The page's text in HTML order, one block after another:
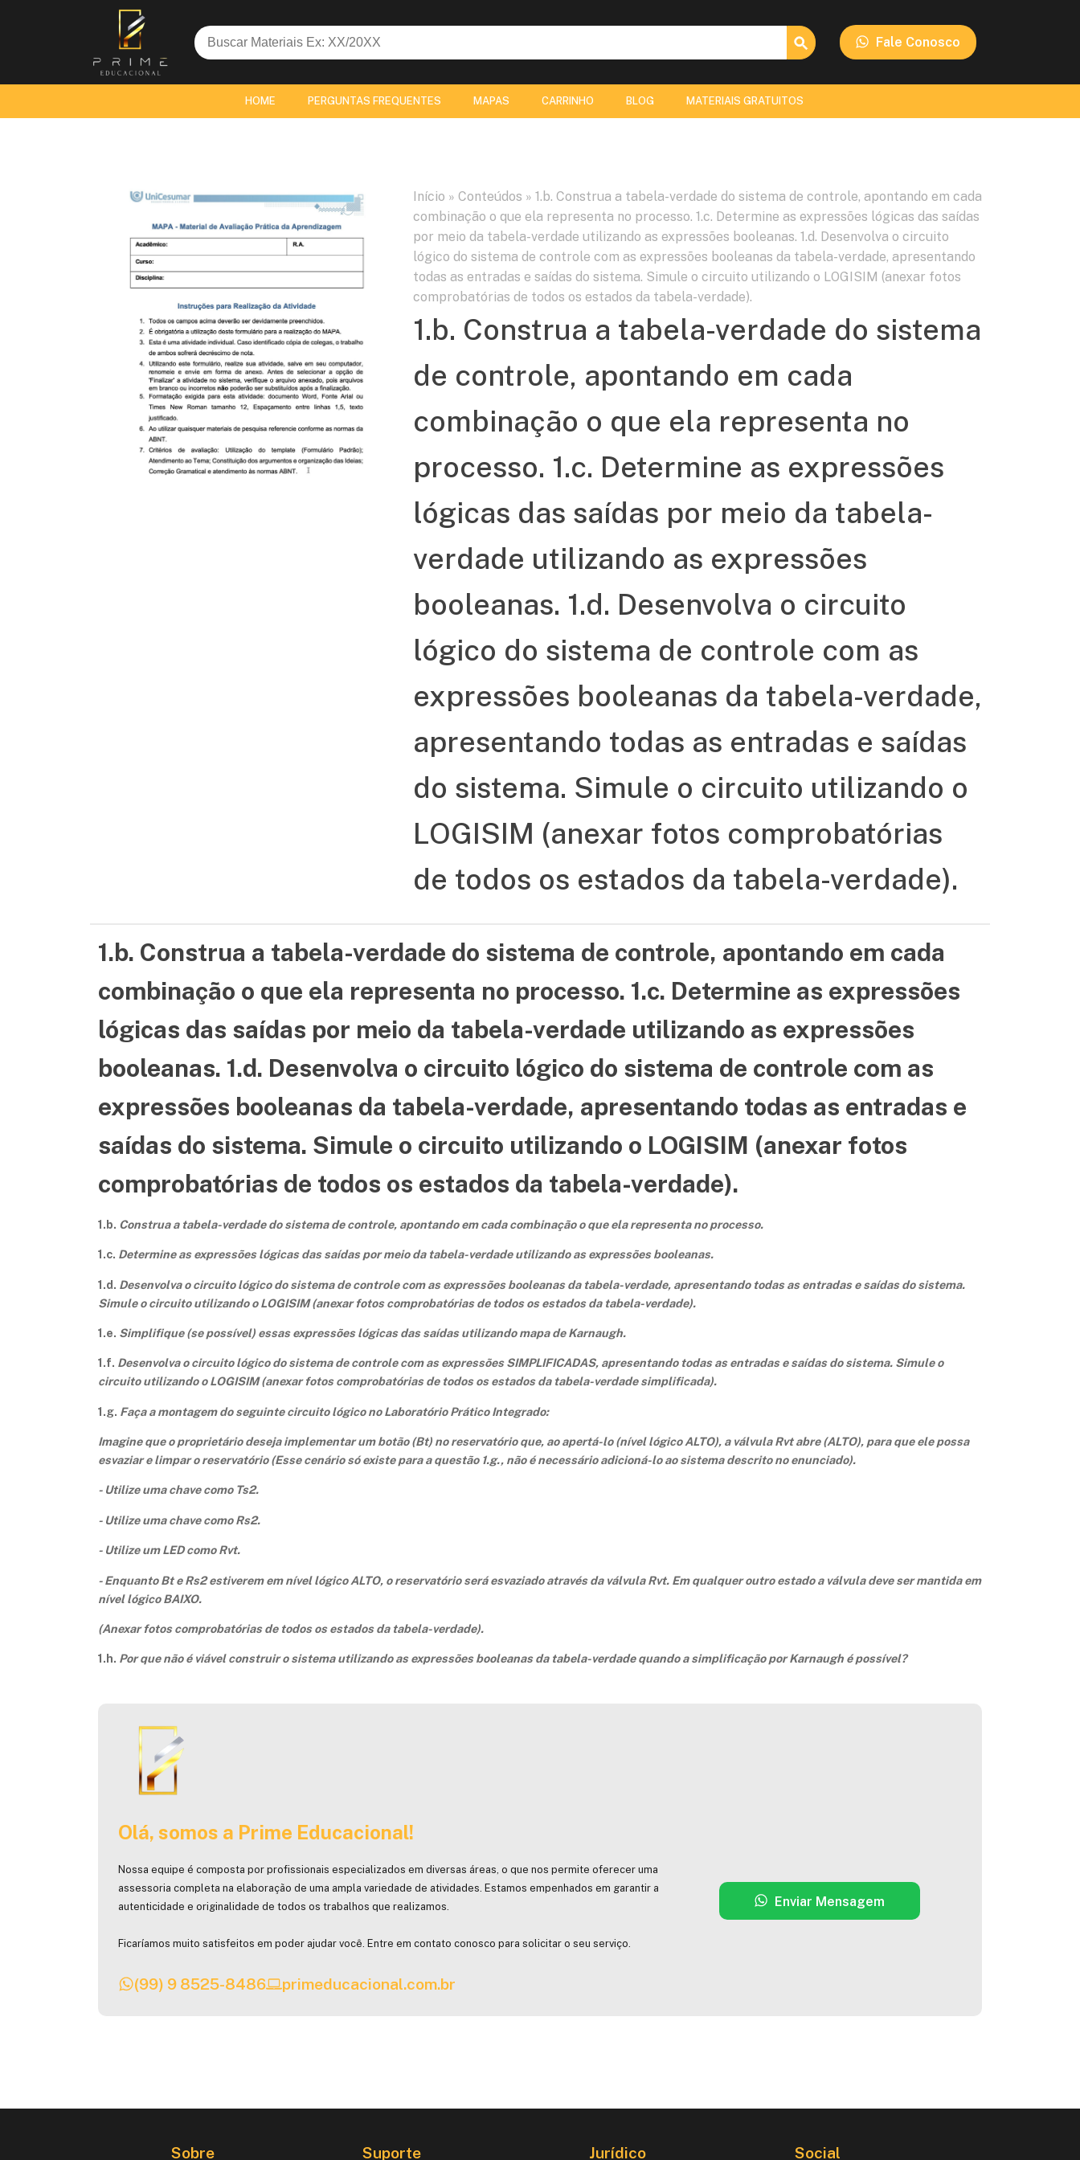
Search
for:
Search Button
Fale Conosco
HOME PERGUNTAS FREQUENTES MAPAS CARRINHO BLOG MATERIAIS GRATUITOS
Início » Conteúdos » 1.b. Construa a tabela-verdade do sistema de controle, apontando em cada
combinação o que ela representa no processo. 1.c. Determine as expressões lógicas das saídas
por meio da tabela-verdade utilizando as expressões booleanas. 1.d. Desenvolva o circuito
lógico do sistema de controle com as expressões booleanas da tabela-verdade, apresentando
todas as entradas e saídas do sistema. Simule o circuito utilizando o LOGISIM (anexar fotos
comprobatórias de todos os estados da tabela-verdade).
1.b. Construa a tabela-verdade do sistema
de controle, apontando em cada
combinação o que ela representa no
processo. 1.c. Determine as expressões
lógicas das saídas por meio da tabela-
verdade utilizando as expressões
booleanas. 1.d. Desenvolva o circuito
lógico do sistema de controle com as
expressões booleanas da tabela-verdade,
apresentando todas as entradas e saídas
do sistema. Simule o circuito utilizando o
LOGISIM (anexar fotos comprobatórias
de todos os estados da tabela-verdade).
1.b. Construa a tabela-verdade do sistema de controle, apontando em cada
combinação o que ela representa no processo. 1.c. Determine as expressões
lógicas das saídas por meio da tabela-verdade utilizando as expressões
booleanas. 1.d. Desenvolva o circuito lógico do sistema de controle com as
expressões booleanas da tabela-verdade, apresentando todas as entradas e
saídas do sistema. Simule o circuito utilizando o LOGISIM (anexar fotos
comprobatórias de todos os estados da tabela-verdade).
1.b. Construa a tabela-verdade do sistema de controle, apontando em cada combinação o que ela representa no processo.
1.c. Determine as expressões lógicas das saídas por meio da tabela-verdade utilizando as expressões booleanas.
1.d. Desenvolva o circuito lógico do sistema de controle com as expressões booleanas da tabela-verdade, apresentando todas as entradas e saídas do sistema.
Simule o circuito utilizando o LOGISIM (anexar fotos comprobatórias de todos os estados da tabela-verdade).
1.e. Simplifique (se possível) essas expressões lógicas das saídas utilizando mapa de Karnaugh.
1.f. Desenvolva o circuito lógico do sistema de controle com as expressões SIMPLIFICADAS, apresentando todas as entradas e saídas do sistema. Simule o
circuito utilizando o LOGISIM (anexar fotos comprobatórias de todos os estados da tabela-verdade simplificada).
1.g. Faça a montagem do seguinte circuito lógico no Laboratório Prático Integrado:
Imagine que o proprietário deseja implementar um botão (Bt) no reservatório que, ao apertá-lo (nível lógico ALTO), a válvula Rvt abre (ALTO), para que ele possa
esvaziar e limpar o reservatório (Esse cenário só existe para a questão 1.g., não é necessário adicioná-lo ao sistema descrito no enunciado).
- Utilize uma chave como Ts2.
- Utilize uma chave como Rs2.
- Utilize um LED como Rvt.
- Enquanto Bt e Rs2 estiverem em nível lógico ALTO, o reservatório será esvaziado através da válvula Rvt. Em qualquer outro estado a válvula deve ser mantida em
nível lógico BAIXO.
(Anexar fotos comprobatórias de todos os estados da tabela-verdade).
1.h. Por que não é viável construir o sistema utilizando as expressões booleanas da tabela-verdade quando a simplificação por Karnaugh é possível?
Olá, somos a Prime Educacional!
Nossa equipe é composta por profissionais especializados em diversas áreas, o que nos permite oferecer uma
assessoria completa na elaboração de uma ampla variedade de atividades. Estamos empenhados em garantir a
autenticidade e originalidade de todos os trabalhos que realizamos.
Ficaríamos muito satisfeitos em poder ajudar você. Entre em contato conosco para solicitar o seu serviço.
(99) 9 8525-8486 primeducacional.com.br
Enviar Mensagem
Sobre Suporte Jurídico Social